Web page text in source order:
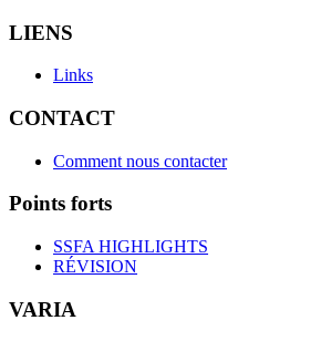
LIENS
Links
CONTACT
Comment nous contacter
Points forts
SSFA HIGHLIGHTS
RÉVISION
VARIA